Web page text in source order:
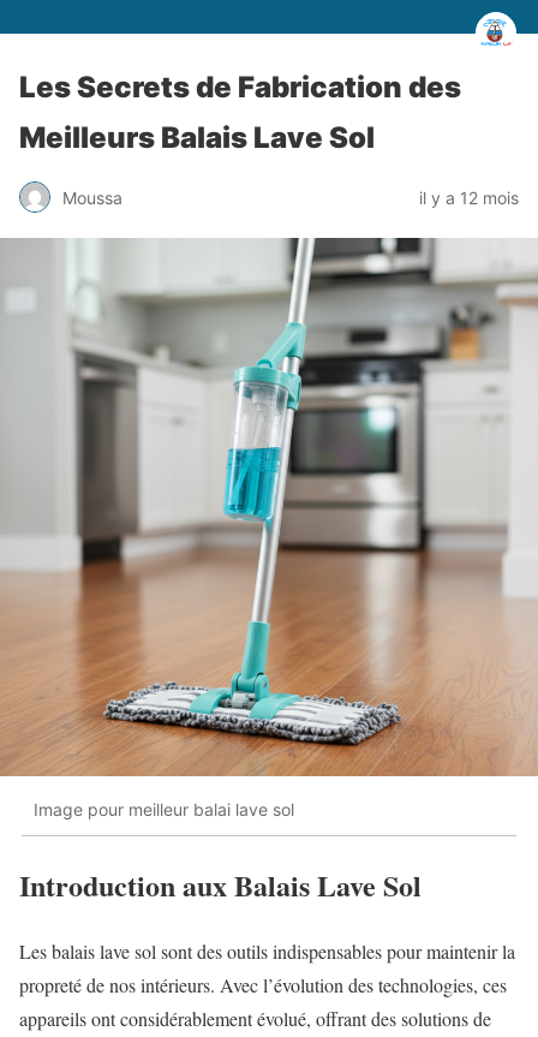
Les Secrets de Fabrication des
Meilleurs Balais Lave Sol
Moussa il y a 12 mois
Image pour meilleur balai lave sol
Introduction aux Balais Lave Sol
Les balais lave sol sont des outils indispensables pour maintenir la
propreté de nos intérieurs. Avec l’évolution des technologies, ces
appareils ont considérablement évolué, offrant des solutions de